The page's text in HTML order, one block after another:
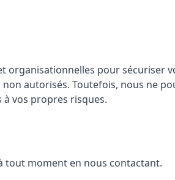
organisationnelles pour sécuriser
autorisés. Toutefois, nous ne
vos propres risques.
tout moment en nous contactant.